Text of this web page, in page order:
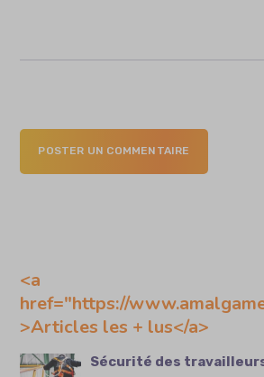
POSTER UN COMMENTAIRE
<a
href="https://
>Articles les + lus</a>
Sécurité des